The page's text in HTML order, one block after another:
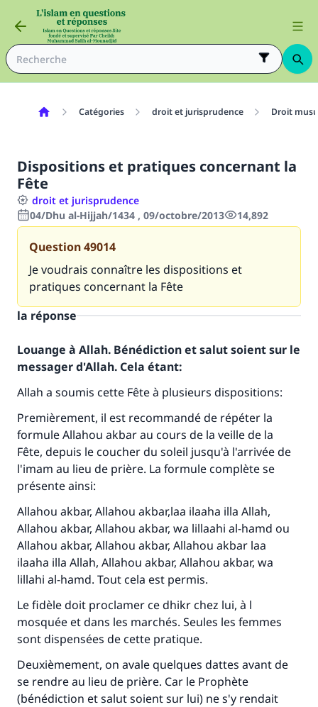
Catégories droit et jurisprudence Droit
Dispositions et pratiques concernant la
Fête
droit et jurisprudence
04/Dhu al-Hijjah/1434 , 09/octobre/2013
14,892
Question49014
Je voudrais connaître les dispositions et
pratiques concernant la Fête
la réponse
Louange à Allah. Bénédiction et salut soient sur le
messager d'Allah. Cela étant:
Allah a soumis cette Fête à plusieurs dispositions:
Premièrement, il est recommandé de répéter la
formule Allahou akbar au cours de la veille de la
Fête, depuis le coucher du soleil jusqu'à l'arrivée de
l'imam au lieu de prière. La formule complète se
présente ainsi:
Allahou akbar, Allahou akbar,laa ilaaha illa Allah,
Allahou akbar, Allahou akbar, wa lillaahi al-hamd ou
Allahou akbar, Allahou akbar, Allahou akbar laa
ilaaha illa Allah, Allahou akbar, Allahou akbar, wa
lillahi al-hamd. Tout cela est permis.
Le fidèle doit proclamer ce dhikr chez lui, à l
mosquée et dans les marchés. Seules les femmes
sont dispensées de cette pratique.
Deuxièmement, on avale quelques dattes avant de
se rendre au lieu de prière. Car le Prophète
(bénédiction et salut soient sur lui) ne s'y rendait